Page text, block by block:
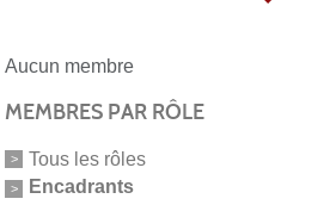
Aucun membre
MEMBRES PAR RÔLE
Tous les rôles
Encadrants